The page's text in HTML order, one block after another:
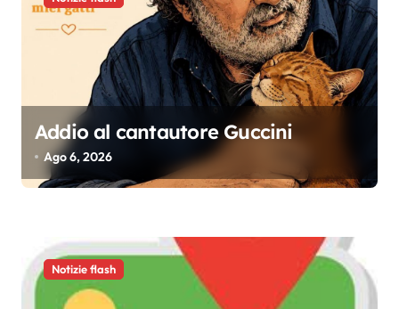
c
i
Addio al cantautore Guccini
Ago 6, 2026
Notizie flash